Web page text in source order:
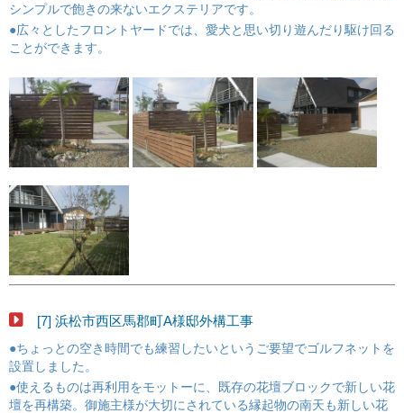
シンプルで飽きの来ないエクステリアです。
●広々としたフロントヤードでは、愛犬と思い切り遊んだり駆け回る
ことができます。
[7] 浜松市西区馬郡町A様邸外構工事
●ちょっとの空き時間でも練習したいというご要望でゴルフネットを
設置しました。
●使えるものは再利用をモットーに、既存の花壇ブロックで新しい花
壇を再構築。御施主様が大切にされている縁起物の南天も新しい花